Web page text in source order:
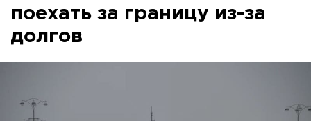
поехать за границу из-за
долгов